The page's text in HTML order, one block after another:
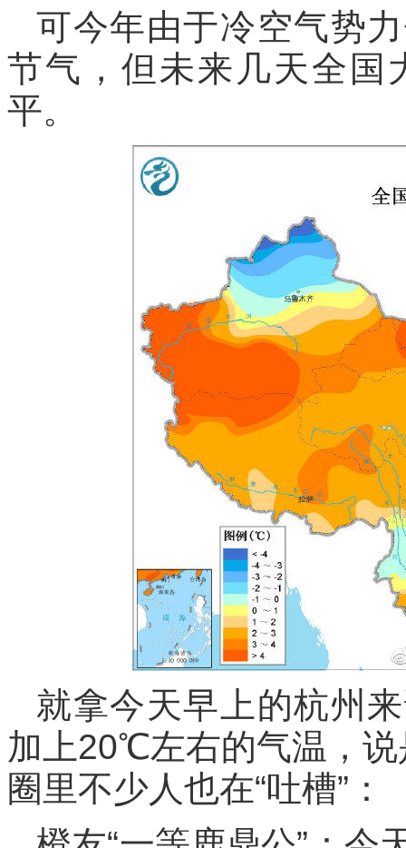
可今年由于冷空气势
节气，但未来几天全国
平。
就拿今天早上的杭州
加上20℃左右的气温，说
圈里不少人也在“吐槽”：